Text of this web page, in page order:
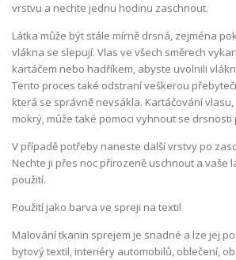
vrstvu a nechte jednu hodinu zaschnout.
Látka může být stále mírně drsná, zejména
vlákna se slepují. Vlas ve všech směrech
kartáčem nebo hadříkem, abyste uvolnili
Tento proces také odstraní veškerou
která se správně nevsákla. Kartáčování vlasu,
mokrý, může také pomoci vyhnout se drsnosti
V případě potřeby naneste další vrstvy po
Nechte ji přes noc přirozeně uschnout a vaše
použití.
Použití jako barva ve spreji na textil
Malování tkanin sprejem je snadné a lze jej
bytový textil, interiéry automobilů, oblečení,